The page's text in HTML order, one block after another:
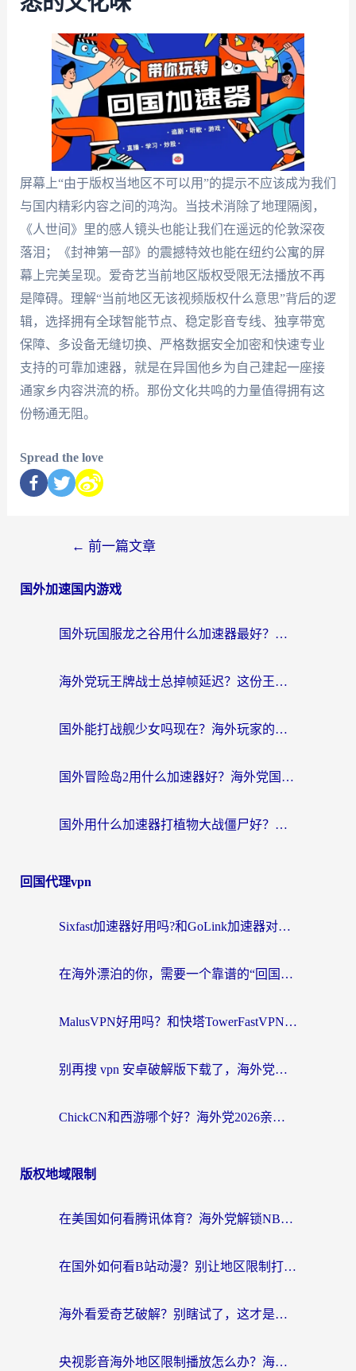
屏幕上“由于版权当地区不可以用”的提示不应该成为我们
与国内精彩内容之间的鸿沟。当技术消除了地理隔阂，
《人世间》里的感人镜头也能让我们在遥远的伦敦深夜
落泪；《封神第一部》的震撼特效也能在纽约公寓的屏
幕上完美呈现。爱奇艺当前地区版权受限无法播放不再
是障碍。理解“当前地区无该视频版权什么意思”背后的逻
辑，选择拥有全球智能节点、稳定影音专线、独享带宽
保障、多设备无缝切换、严格数据安全加密和快速专业
支持的可靠加速器，就是在异国他乡为自己建起一座接
通家乡内容洪流的桥。那份文化共鸣的力量值得拥有这
份畅通无阻。
Spread the love
← 前一篇文章
国外加速国内游戏
国外玩国服龙之谷用什么加速器最好？一份给海外游子的终极指南
海外党玩王牌战士总掉帧延迟？这份王牌战士延迟加速器终极指南救你命
国外能打战舰少女吗现在？海外玩家的国服游戏加速终极指南
国外冒险岛2用什么加速器好？海外党国服游戏畅玩全攻略（附鸣潮哈利波特加速技巧）
国外用什么加速器打植物大战僵尸好？海外党国服游戏加速终极指南
回国代理vpn
Sixfast加速器好用吗?和GoLink加速器对比哪个回国效果更好?海外党亲测实用指南
在海外漂泊的你，需要一个靠谱的“回国机场”
MalusVPN好用吗？和快塔TowerFastVPN对比哪个回国效果更好？海外党亲测实用指南
别再搜 vpn 安卓破解版下载了，海外党回国上网的正确姿势在这里
ChickCN和西游哪个好？海外党2026亲测回国加速器选择指南（附expressvpn中国对比）
版权地域限制
在美国如何看腾讯体育？海外党解锁NBA欧洲杯直播的终极攻略
在国外如何看B站动漫？别让地区限制打断你的追番节奏
海外看爱奇艺破解？别瞎试了，这才是留学生华人追剧看球的正确打开方式
央视影音海外地区限制播放怎么办？海外党亲测有效的回国加速指南